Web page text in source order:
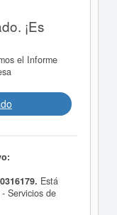
¡Es
el Informe
Está
Servicios de